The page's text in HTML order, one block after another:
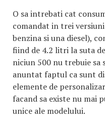
O sa intrebati cat
comandat in trei
benzina si una diesel),
fiind de 4.2 litri la suta
niciun 500 nu trebuie sa
anuntat faptul ca sunt
elemente de
facand sa existe nu mai
unice ale modelului.